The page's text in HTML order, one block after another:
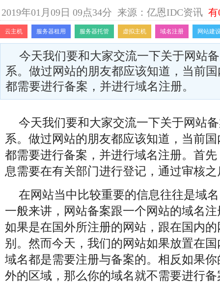
2019年01月09日 09点34分 来源：亿恩IDC资讯 有
云主机 服务器租用 服务器托管 虚拟主机 域名注册 网站建
今天我们要和大家交流一下关于网站
系。做过网站的朋友都应该知道，当前
都需要进行备案，并进行域名注册。
今天我们要和大家交流一下关于网站
系。做过网站的朋友都应该知道，当前国
都需要进行备案，并进行域名注册。首
息需要在有关部门进行登记，通过审核
在网站当中比较重要的信息往往是域
一般来讲，网站备案跟一个网站的域名
如果是在国外所注册的网站，跟在国内
别。然而今天，我们的网站如果放置在
域名都是需要注册与备案的。相反如果
外的区域，那么你的域名就不需要进行